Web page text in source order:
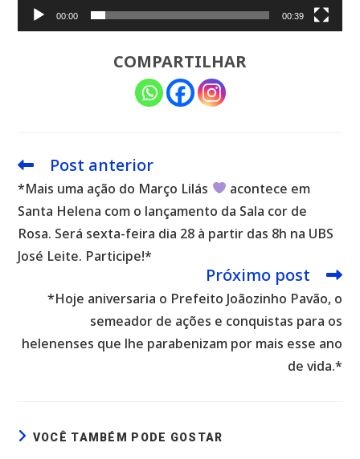
00:00 00:39
COMPARTILHAR
Leia
artigos
Post anterior
*Mais uma ação do Março Lilás
acontece em
Santa Helena com o lançamento da Sala cor de
Rosa. Será sexta-feira dia 28 à partir das 8h na UBS
José Leite. Participe!*
Próximo post
*Hoje aniversaria o Prefeito Joãozinho Pavão, o
semeador de ações e conquistas para os
helenenses que lhe parabenizam por mais esse ano
de vida.*
VOCÊ TAMBÉM PODE GOSTAR